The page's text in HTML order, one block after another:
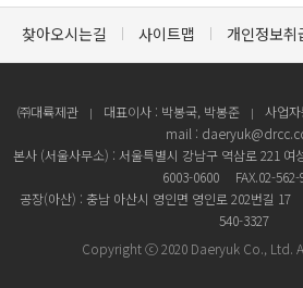
찾아오시는길 사이트맵 개인정보취
㈜대륙제관 대표이사 : 박봉국, 박봉준 사업
mail :
본사 (서울사무소) : 서울특별시 강남구 역삼로 221 여
6003-0600
FAX.02-
공장(아산) : 충남 아산시 영인면 영인로 202번길 17
540-3327
Copyright ⓒ 2020 Daeryuk Co., Ltd.